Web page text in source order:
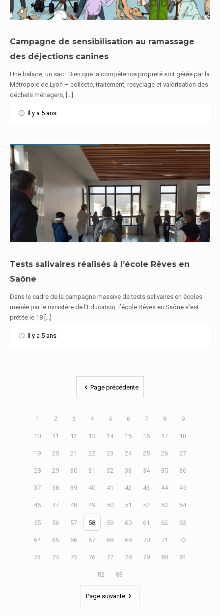
Campagne de sensibilisation au ramassage
des déjections canines
Une balade, un sac ! Bien que la compétence propreté soit gérée par la
Métropole de Lyon – collecte, traitement, recyclage et valorisation des
déchets ménagers, […]
Il y a 5 ans
Tests salivaires réalisés à l’école Rêves en
Saône
Dans le cadre de la campagne massive de tests salivaires en écoles
menée par le ministère de l’Education, l’école Rêves en Saône s’est
prêtée le 18 […]
Il y a 5 ans
Page précédente
1 2 3 4 5 6 7 8 9
10 11 12 13 14 15 16 17 18
19 20 21 22 23 24 25 26 27
28 29 30 31 32 33 34 35 36
37 38 39 40 41 42 43 44 45
46 47 48 49 50 51 52 53 54
55 56 57 58 59 60 61 62 63
64 65 66 67 68 69 70 71 72
73 74 75 76 77 78 79 80 81
82 83
Page suivante